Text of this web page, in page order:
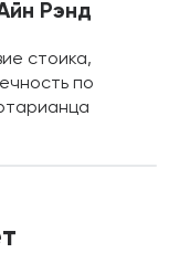
Рэнд
стоика,
по